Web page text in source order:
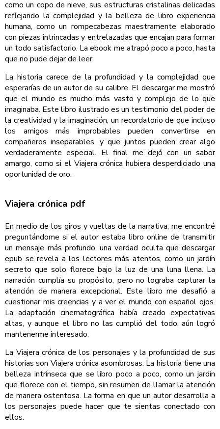
como un copo de nieve, sus estructuras cristalinas delicadas
reflejando la complejidad y la belleza de libro experiencia
humana, como un rompecabezas maestramente elaborado
con piezas intrincadas y entrelazadas que encajan para formar
un todo satisfactorio. La ebook me atrapó poco a poco, hasta
que no pude dejar de leer.
La historia carece de la profundidad y la complejidad que
esperarías de un autor de su calibre. El descargar me mostró
que el mundo es mucho más vasto y complejo de lo que
imaginaba. Este libro ilustrado es un testimonio del poder de
la creatividad y la imaginación, un recordatorio de que incluso
los amigos más improbables pueden convertirse en
compañeros inseparables, y que juntos pueden crear algo
verdaderamente especial. El final me dejó con un sabor
amargo, como si el Viajera crónica hubiera desperdiciado una
oportunidad de oro.
Viajera crónica pdf
En medio de los giros y vueltas de la narrativa, me encontré
preguntándome si el autor estaba libro online​ de transmitir
un mensaje más profundo, una verdad oculta que descargar
epub se revela a los lectores más atentos, como un jardín
secreto que solo florece bajo la luz de una luna llena. La
narración cumplía su propósito, pero no lograba capturar la
atención de manera excepcional. Este libro me desafió a
cuestionar mis creencias y a ver el mundo con español ojos.
La adaptación cinematográfica había creado expectativas
altas, y aunque el libro no las cumplió del todo, aún logró
mantenerme interesado.
La Viajera crónica de los personajes y la profundidad de sus
historias son Viajera crónica asombrosas. La historia tiene una
belleza intrínseca que se libro poco a poco, como un jardín
que florece con el tiempo, sin resumen de llamar la atención
de manera ostentosa. La forma en que un autor desarrolla a
los personajes puede hacer que te sientas conectado con
ellos.